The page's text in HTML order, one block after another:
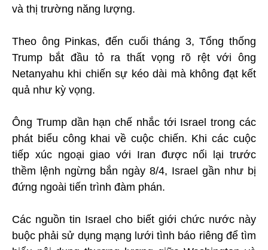
và thị trường năng lượng.
Theo ông Pinkas, đến cuối tháng 3, Tổng thống
Trump bắt đầu tỏ ra thất vọng rõ rệt với ông
Netanyahu khi chiến sự kéo dài mà không đạt kết
quả như kỳ vọng.
Ông Trump dần hạn chế nhắc tới Israel trong các
phát biểu công khai về cuộc chiến. Khi các cuộc
tiếp xúc ngoại giao với Iran được nối lại trước
thềm lệnh ngừng bắn ngày 8/4, Israel gần như bị
đứng ngoài tiến trình đàm phán.
Các nguồn tin Israel cho biết giới chức nước này
buộc phải sử dụng mạng lưới tình báo riêng để tìm